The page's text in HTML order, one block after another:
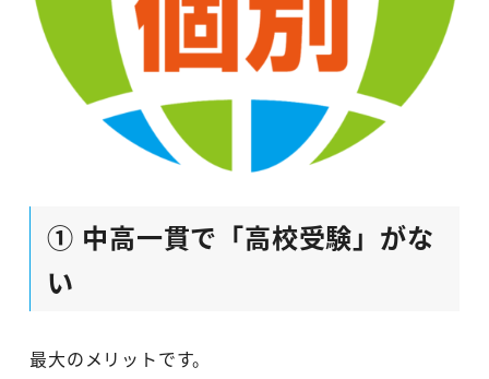
① 中高一貫で「高校受験」がな
い
最大のメリットです。